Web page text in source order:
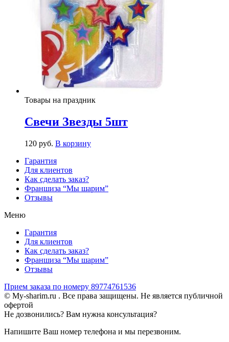
Товары на праздник
Свечи Звезды 5шт
120 руб. В корзину
Гарантия
Для клиентов
Как сделать заказ?
Франшиза “Мы шарим”
Отзывы
Меню
Гарантия
Для клиентов
Как сделать заказ?
Франшиза “Мы шарим”
Отзывы
Прием заказа по номеру 89774761536
© My-sharim.ru . Все права защищены. Не является публичной
офертой
Не дозвонились? Вам нужна консультация?
Напишите Ваш номер телефона и мы перезвоним.